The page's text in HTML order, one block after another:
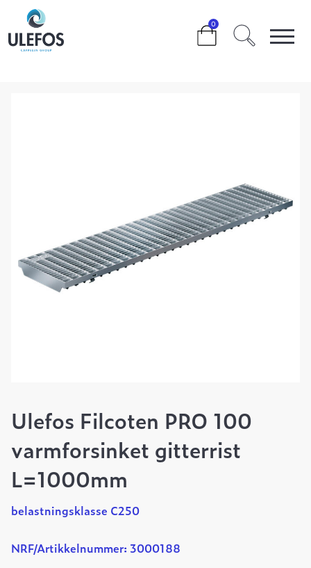
0
>>>
ULEFOS FILCOTEN PRO 100 VARMFORSINKET
GITTERRIST L=1000MM
Ulefos Filcoten PRO 100
varmforsinket gitterrist
L=1000mm
belastningsklasse C250
NRF/Artikkelnummer: 3000188